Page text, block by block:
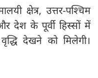
क्षेत्र, उत्तर-पश्चिम
देश के पूर्वी हिस्सों में
देखने को मिलेगी।